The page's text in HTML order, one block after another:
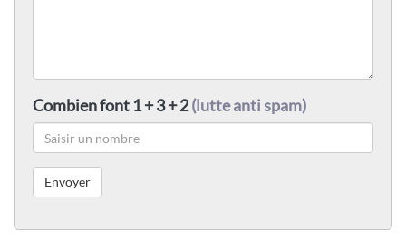
Combien font 1 + 3 + 2(lutte anti spam)